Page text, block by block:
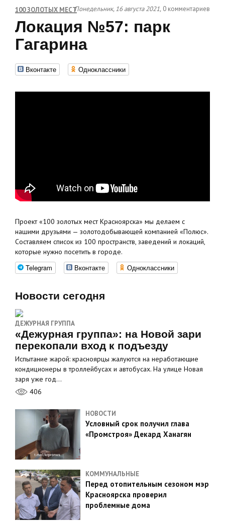
100 ЗОЛОТЫХ МЕСТПонедельник, 16 августа 2021, 0 комментариев
Локация №57: парк
Гагарина
Вконтакте Одноклассники
Проект «100 золотых мест Красноярска» мы делаем с
нашими друзьями — золотодобывающей компанией «Полюс».
Составляем список из 100 пространств, заведений и локаций,
которые нужно посетить в городе.
Telegram Вконтакте Одноклассники
Новости сегодня
ДЕЖУРНАЯ ГРУППА
«Дежурная группа»: на Новой зари
перекопали вход к подъезду
Испытание жарой: красноярцы жалуются на неработающие
кондиционеры в троллейбусах и автобусах. На улице Новая
заря уже год…
406
НОВОСТИ
Условный срок получил глава
«Промстроя» Декард Ханагян
КОММУНАЛЬНЫЕ
Перед отопительным сезоном мэр
Красноярска проверил
проблемные дома